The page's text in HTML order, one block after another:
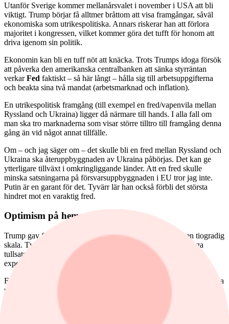
Utanför Sverige kommer mellanårsvalet i november i USA att bli
viktigt. Trump börjar få alltmer bråttom att visa framgångar, såväl
ekonomiska som utrikespolitiska. Annars riskerar han att förlora
majoritet i kongressen, vilket kommer göra det tufft för honom att
driva igenom sin politik.
Ekonomin kan bli en tuff nöt att knäcka. Trots Trumps idoga försök
att påverka den amerikanska centralbanken att sänka styrräntan
verkarFed faktiskt – så här långt – hålla sig till arbetsuppgifterna
och beakta sina två mandat (arbetsmarknad och inflation).
En utrikespolitisk framgång (till exempel en fred/vapenvila mellan
Ryssland och Ukraina) ligger då närmare till hands. I alla fall om
man ska tro marknaderna som visar större tilltro till framgång denna
gång än vid något annat tillfälle.
Om – och jag säger om – det skulle bli en fred mellan Ryssland och
Ukraina ska återuppbyggnaden av Ukraina påbörjas. Det kan ge
ytterligare tillväxt i omkringliggande länder. Att en fred skulle
minska satsningarna på försvarsuppbyggnaden i EU tror jag inte.
Putin är en garant för det. Tyvärr lär han också förbli det största
hindret mot en varaktig fred.
Optimism på hemmaplan
Trump gav förhandlingarna medXi Jinping
en tolva på en tiogradig
skala. Tveksamt om Kina håller med. De har fortfarande höga
tullsatser från USA. Det har lett till att de redan omdirigerat sin
export; mindre till USA, mer till EU och ASEAN-länderna.
För europeisk del innebär det ännu tuffare konkurrens från kinesiska
producenter inom fler områden. Men de största riskerna är kanske
regelverken omständligare och utvecklingen inom viktiga områden
(bland annat inom AI och miljöteknik) är eftersatt.